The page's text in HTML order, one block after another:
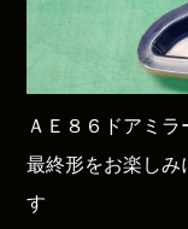
ＡＥ８６ドアミ
最終形をお楽しみ
す